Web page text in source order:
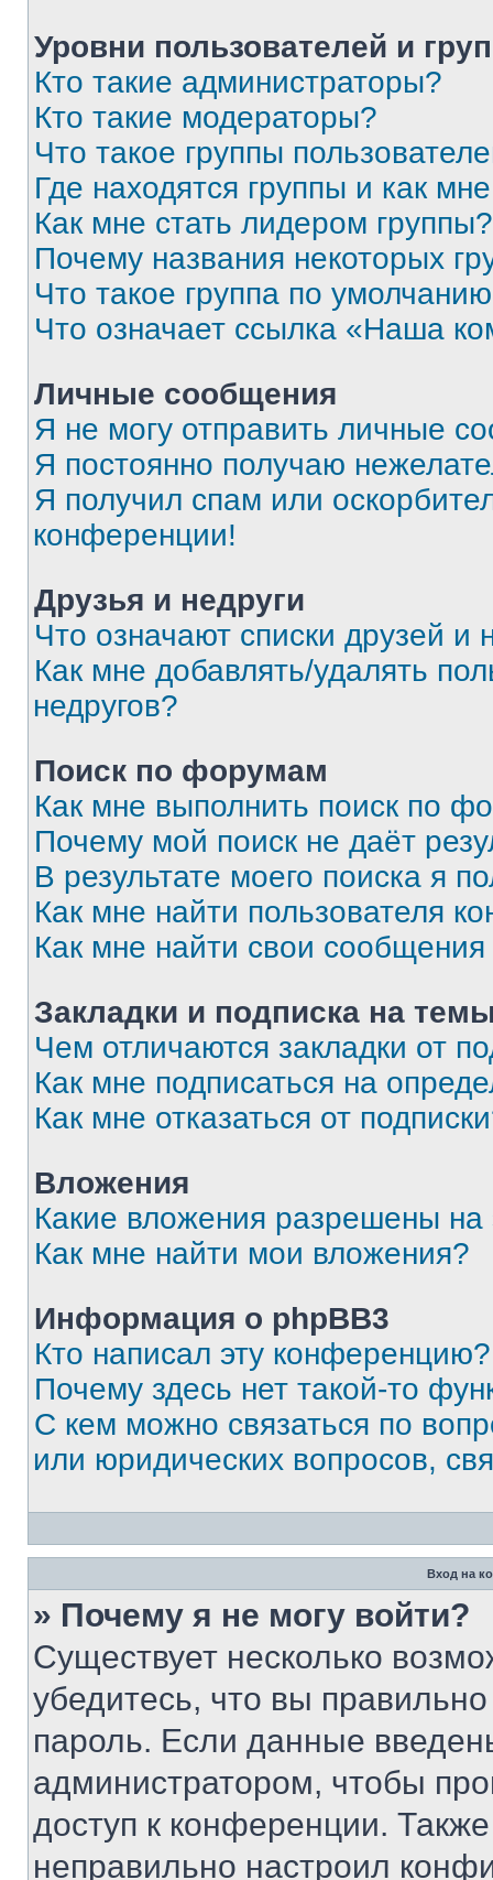
Уровни пользователей и
Кто такие администраторы?
Кто такие модераторы?
Что такое группы
Где находятся группы и как
Как мне стать лидером группы?
Почему названия некоторых
Что такое группа по
Что означает ссылка «Наша
Личные сообщения
Я не могу отправить личные
Я постоянно получаю
Я получил спам или
конференции!
Друзья и недруги
Что означают списки друзей и
Как мне добавлять/удалять
недругов?
Поиск по форумам
Как мне выполнить поиск по
Почему мой поиск не даёт
В результате моего поиска я
Как мне найти пользователя
Как мне найти свои
Закладки и подписка на
Чем отличаются закладки от
Как мне подписаться на
Как мне отказаться от
Вложения
Какие вложения разрешены
Как мне найти мои вложения?
Информация о phpBB3
Кто написал эту конференцию?
Почему здесь нет такой-то
С кем можно связаться по
или юридических вопросов,
Вход на
» Почему я не могу войти?
Существует несколько
убедитесь, что вы
пароль. Если данные
администратором, чтобы
доступ к конференции.
неправильно настроил